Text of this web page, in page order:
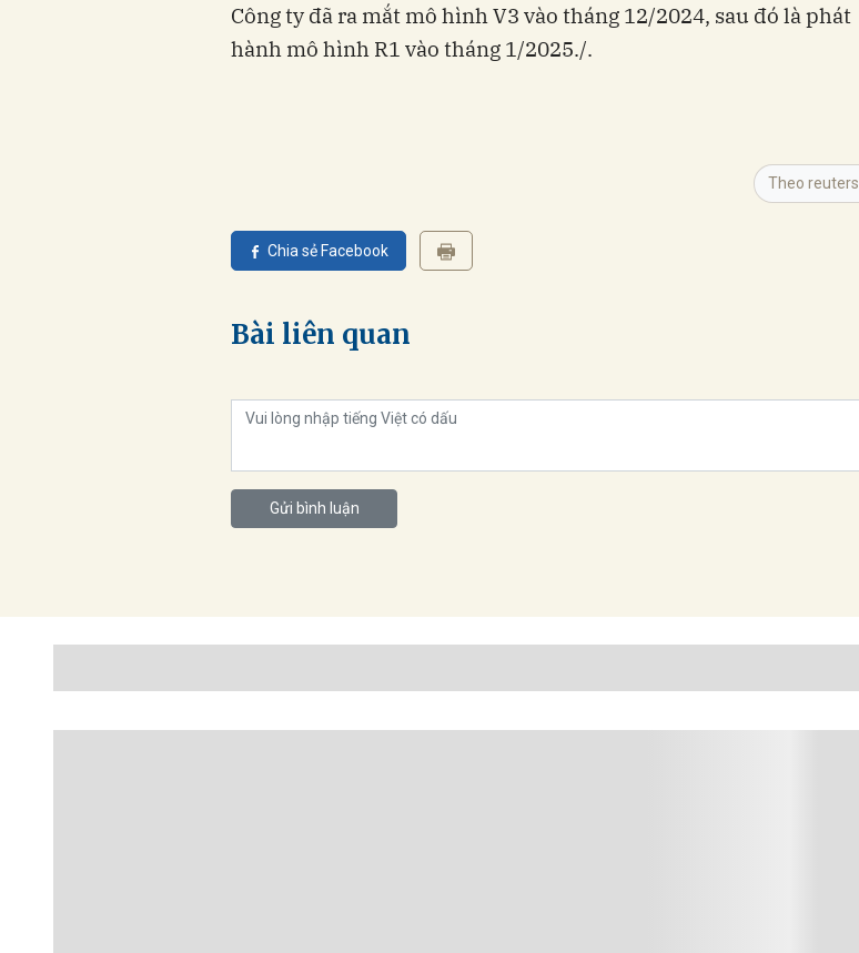
Công ty đã ra mắt mô hình V3 vào tháng 12/2024, sau đó là phát
hành mô hình R1 vào tháng 1/2025./.
Theo reuters
Chia sẻ Facebook
Bài liên quan
Gửi bình luận